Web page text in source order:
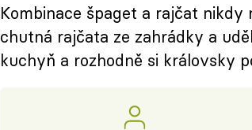
Kombinace špaget a rajčat
chutná rajčata ze zahrádky a
kuchyň a rozhodně si královsky